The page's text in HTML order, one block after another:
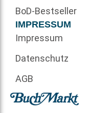
BoD-Bestseller
IMPRESSUM
Impressum
Datenschutz
AGB